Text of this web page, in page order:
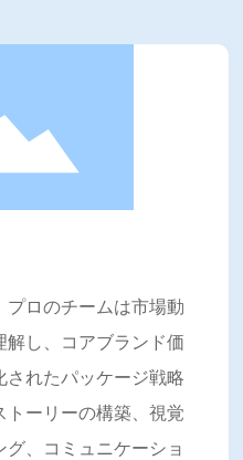
深耕を続け、国際的視野と
ップグレードと変革を推進
商業的および社会的価値を
プロのチームは市場動
解し、コアブランド価
されたパッケージ戦略
トーリーの構築、視覚
、コミュニケーショ